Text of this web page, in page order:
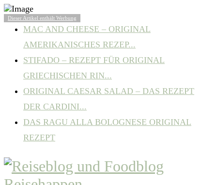
BELIEBTE ARTIKEL
MAC AND CHEESE – ORIGINAL
AMERIKANISCHES REZEP...
STIFADO – REZEPT FÜR ORIGINAL
GRIECHISCHEN RIN...
ORIGINAL CAESAR SALAD – DAS REZEPT
DER CARDINI...
DAS RAGU ALLA BOLOGNESE ORIGINAL
REZEPT
Dieser Artikel enthält Werbung